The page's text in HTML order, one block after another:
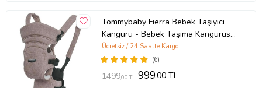
Tommybaby Fierra Bebek Taşıyıcı
Kanguru - Bebek Taşıma Kangurusu
(Kahverengi)
(6)
Ücretsiz / 24 Saatte Kargo
1499,00 TL 999,00 TL